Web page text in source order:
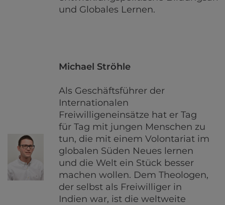
und Globales Lernen.
Michael Ströhle
Als Geschäftsführer der
Internationalen
Freiwilligeneinsätze hat er Tag
für Tag mit jungen Menschen zu
tun, die mit einem Volontariat im
globalen Süden Neues lernen
und die Welt ein Stück besser
machen wollen. Dem Theologen,
der selbst als Freiwilliger in
Indien war, ist die weltweite